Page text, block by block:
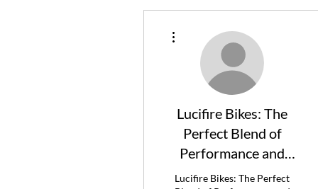
Lucifire Bikes: The
Perfect Blend of
Performance and
Style
Lucifire Bikes: The Perfect